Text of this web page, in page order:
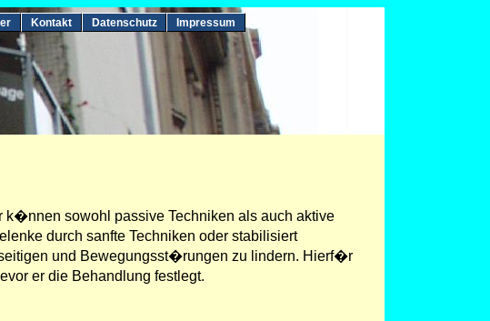
Kontakt Datenschutz Impressum
sowohl passive Techniken als auch aktive
durch sanfte Techniken oder stabilisiert
und Bewegungsst�rungen zu lindern. Hierf�r
er die Behandlung festlegt.